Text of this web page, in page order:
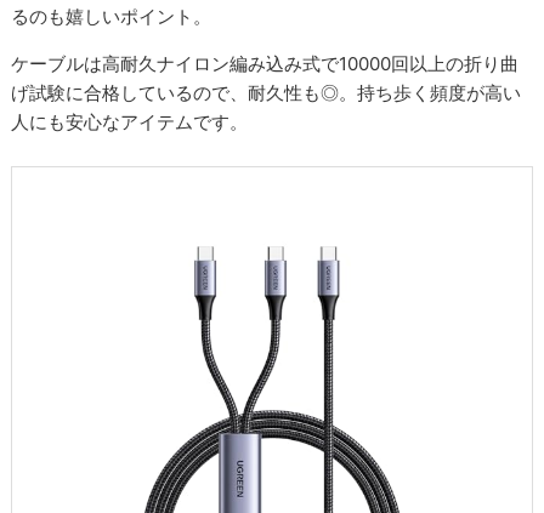
るのも嬉しいポイント。
ケーブルは高耐久ナイロン編み込み式で10000回以上の折り曲
げ試験に合格しているので、耐久性も◎。持ち歩く頻度が高い
人にも安心なアイテムです。